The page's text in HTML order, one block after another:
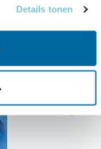
Details tonen